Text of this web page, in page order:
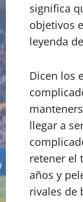
significa
objetivos
leyenda
Dicen los
llegar a
retener el
años y
rivales de